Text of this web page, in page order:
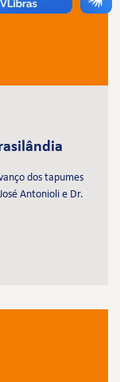
dos tapumes
Antonioli e Dr.